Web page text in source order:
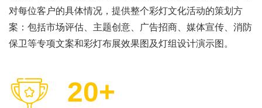
对每位客户的具体情况，提供整个彩灯文化活动的策划方
案：包括市场评估、主题创意、广告招商、媒体宣传、消防
保卫等专项文案和彩灯布展效果图及灯组设计演示图。
20+